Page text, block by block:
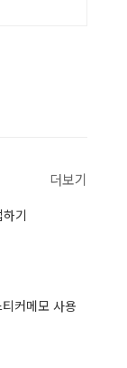
더보기
기
커메모 사용